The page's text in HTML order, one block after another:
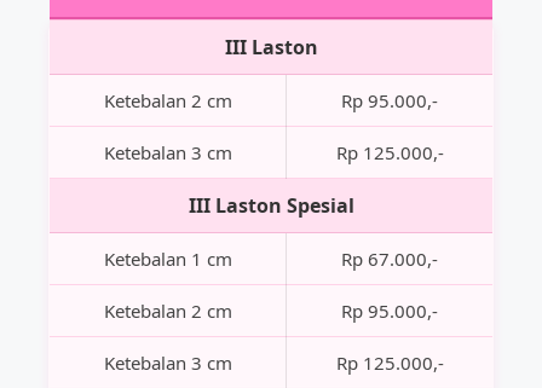
III Laston
Ketebalan 2 cm Rp 95.000,-
Ketebalan 3 cm Rp 125.000,-
III Laston Spesial
Ketebalan 1 cm Rp 67.000,-
Ketebalan 2 cm Rp 95.000,-
Ketebalan 3 cm Rp 125.000,-